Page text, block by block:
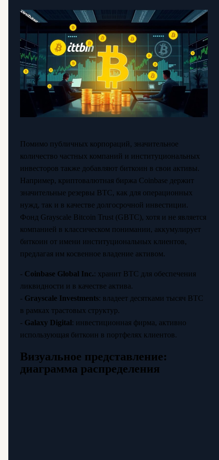
Помимо публичных корпораций, значительное
количество частных компаний и институциональных
инвесторов также добавляют биткоин в свои активы.
Например, криптовалютная биржа Coinbase держит
значительные резервы BTC, как для операционных
нужд, так и в качестве долгосрочной инвестиции.
Фонд Grayscale Bitcoin Trust (GBTC), хотя и не является
компанией в классическом понимании, аккумулирует
биткоин от имени институциональных клиентов,
предлагая им косвенное владение активом.
- Coinbase Global Inc.: хранит BTC для обеспечения
ликвидности и в качестве актива.
- Grayscale Investments: владеет десятками тысяч BTC
в рамках трастовых структур.
- Galaxy Digital: инвестиционная фирма, активно
использующая биткоин в портфелях клиентов.
Визуальное представление:
диаграмма распределения